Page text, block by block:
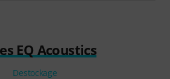
EQ Acoustics
Destockage